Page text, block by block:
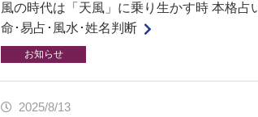
風の時代は「天風」に乗り生かす時 本格占
命･易占･風水･姓名判断
お知らせ
2025/8/13